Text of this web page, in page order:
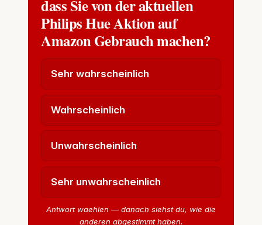
dass Sie von der aktuellen
Philips Hue Aktion auf
Amazon Gebrauch machen?
Sehr wahrscheinlich
Wahrscheinlich
Unwahrscheinlich
Sehr unwahrscheinlich
Antwort waehlen — danach siehst du, wie die
anderen abgestimmt haben.